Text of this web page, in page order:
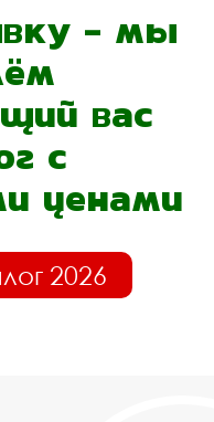
- мы
вас
с
ценами
2026